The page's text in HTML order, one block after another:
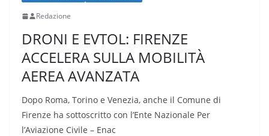
Redazione
DRONI E EVTOL: FIRENZE
ACCELERA SULLA MOBILITÀ
AEREA AVANZATA
Dopo Roma, Torino e Venezia, anche il Comune di
Firenze ha sottoscritto con l’Ente Nazionale Per
l’Aviazione Civile – Enac